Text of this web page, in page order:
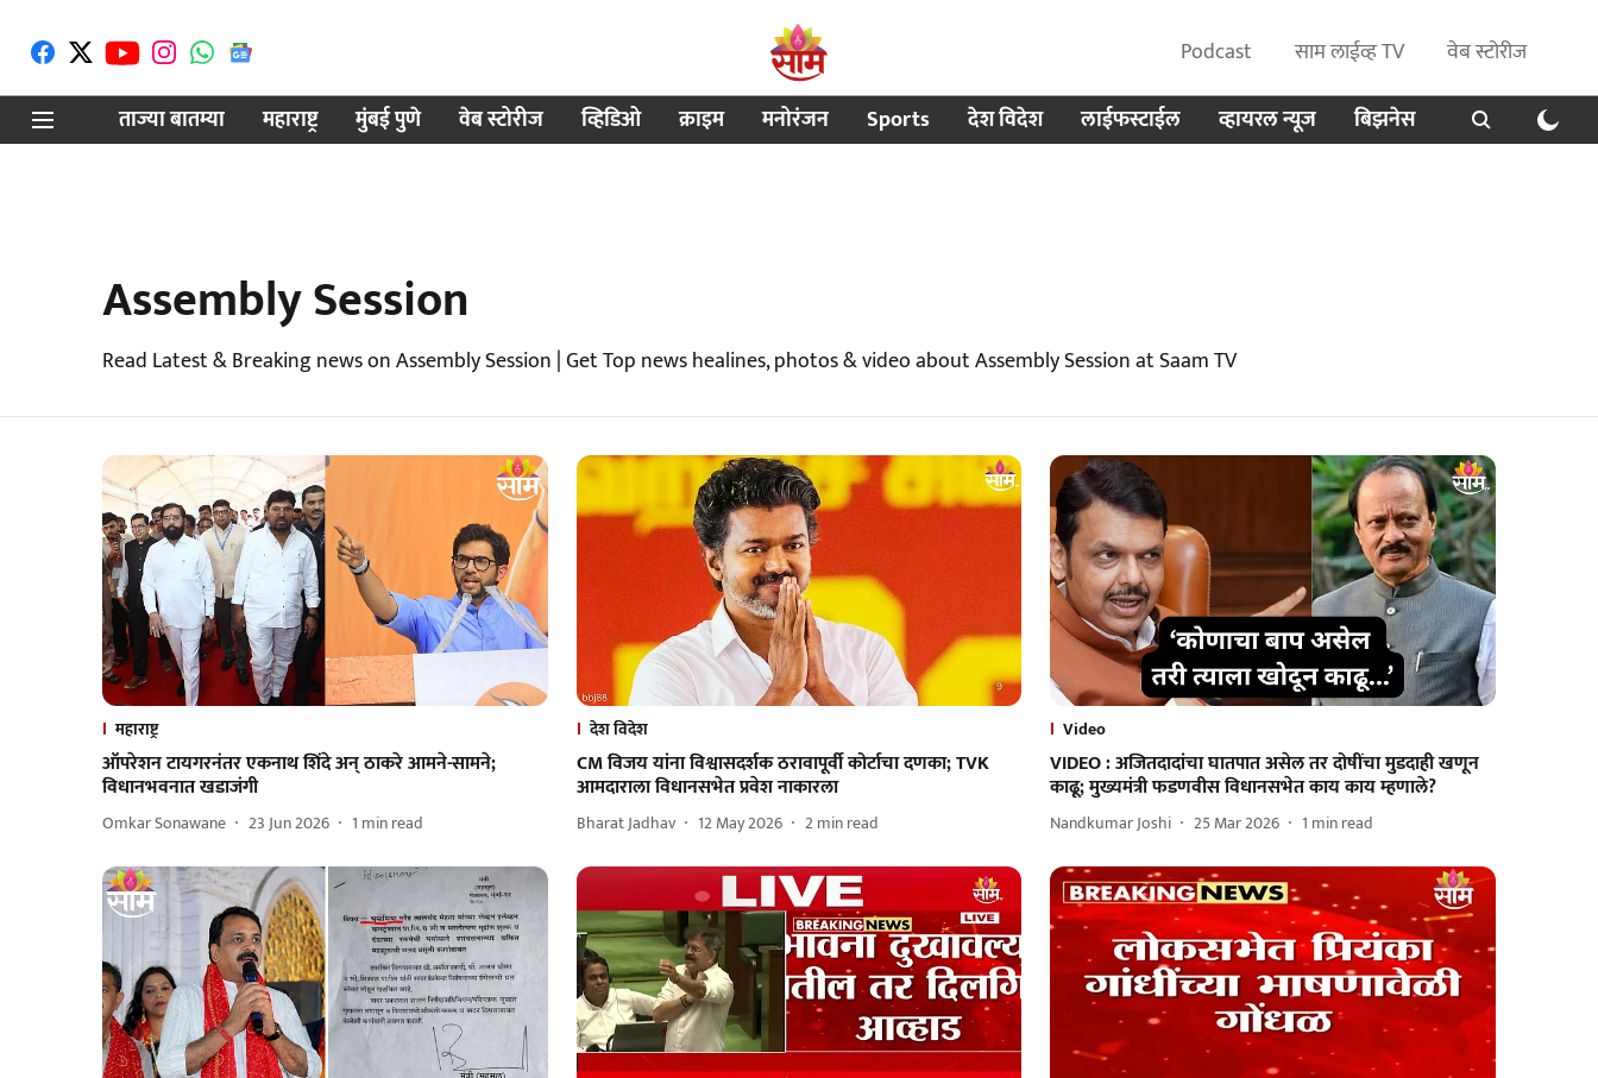
Podcast साम लाईव्ह TV
वेब स्टोरीज
ताज्या बातम्या
महाराष्ट्र मुंबई पुणे वेब स्टोरीज व्हिडिओ क्राइम मनोरंजन Sports देश विदेश लाईफस्टाईल व्हायरल न्यूज बिझनेस
Assembly Session
Read Latest & Breaking news on Assembly Session | Get Top news healines, photos & video about Assembly Session at Saam TV
महाराष्ट्र
ऑपरेशन टायगरनंतर एकनाथ शिंदे अन् ठाकरे आमने-सामने;
विधानभवनात खडाजंगी
Omkar Sonawane 23 Jun 2026 1 min read
देश विदेश
CM विजय यांना विश्वासदर्शक ठरावापूर्वी कोर्टाचा दणका; TVK
आमदाराला विधानसभेत प्रवेश नाकारला
Bharat Jadhav 12 May 2026 2min read
Video
VIDEO : अजितदादांचा घातपात असेल तर दोषींचा मुडदाही खणून
काढू; मुख्यमंत्री फडणवीस विधानसभेत काय काय म्हणाले?
Nandkumar Joshi 25 Mar 2026 1 min read